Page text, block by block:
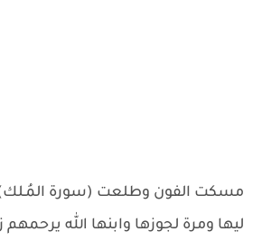
مسكت الفون وطلعت (سورة المُـلك)
ليها ومرة لجوزها وابنها الله